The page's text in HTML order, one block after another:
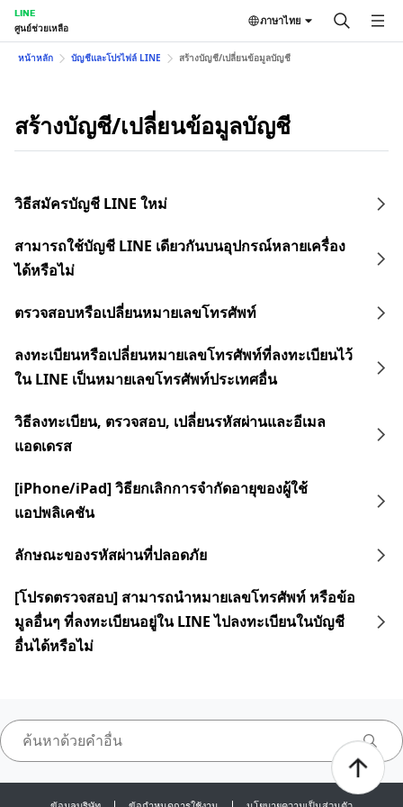
LINE
ศูนย์ช่วยเหลือ
ภาษาไทย
หน้าหลัก บัญชีและโปรไฟล์ LINE สร้างบัญชี/เปลี่ยนข้อมูลบัญชี
สร้างบัญชี/เปลี่ยนข้อมูลบัญชี
วิธีสมัครบัญชี LINE ใหม่
สามารถใช้บัญชี LINE เดียวกันบนอุปกรณ์หลายเครื่อง
ได้หรือไม่
ตรวจสอบหรือเปลี่ยนหมายเลขโทรศัพท์
ลงทะเบียนหรือเปลี่ยนหมายเลขโทรศัพท์ที่ลงทะเบียนไว้
ใน LINE เป็นหมายเลขโทรศัพท์ประเทศอื่น
วิธีลงทะเบียน, ตรวจสอบ, เปลี่ยนรหัสผ่านและอีเมล
แอดเดรส
[iPhone/iPad] วิธียกเลิกการจำกัดอายุของผู้ใช้
แอปพลิเคชัน
ลักษณะของรหัสผ่านที่ปลอดภัย
[โปรดตรวจสอบ] สามารถนำหมายเลขโทรศัพท์ หรือข้อ
มูลอื่นๆ ที่ลงทะเบียนอยู่ใน LINE ไปลงทะเบียนในบัญชี
อื่นได้หรือไม่